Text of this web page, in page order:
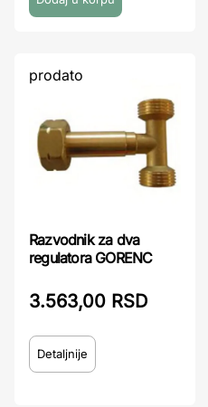
prodato
Razvodnik za dva
regulatora GORENC
3.563,00 RSD
Detaljnije